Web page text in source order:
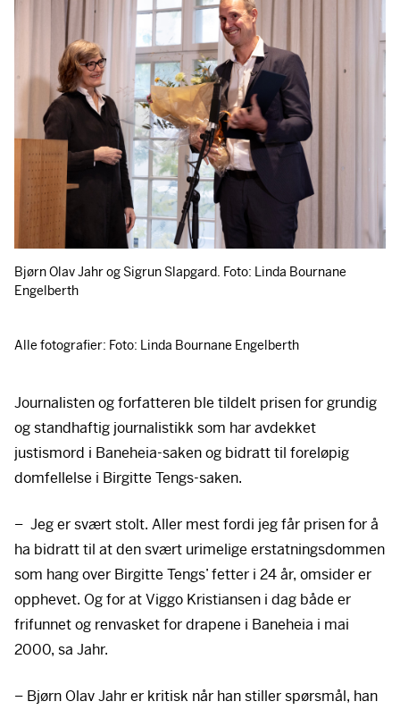
Bjørn Olav Jahr og Sigrun Slapgard. Foto: Linda Bournane
Engelberth
Alle fotografier: Foto: Linda Bournane Engelberth
Journalisten og forfatteren ble tildelt prisen for grundig
og standhaftig journalistikk som har avdekket
justismord i Baneheia-saken og bidratt til foreløpig
domfellelse i Birgitte Tengs-saken.
– Jeg er svært stolt. Aller mest fordi jeg får prisen for å
ha bidratt til at den svært urimelige erstatningsdommen
som hang over Birgitte Tengs’ fetter i 24 år, omsider er
opphevet. Og for at Viggo Kristiansen i dag både er
frifunnet og renvasket for drapene i Baneheia i mai
2000, sa Jahr.
– Bjørn Olav Jahr er kritisk når han stiller spørsmål, han